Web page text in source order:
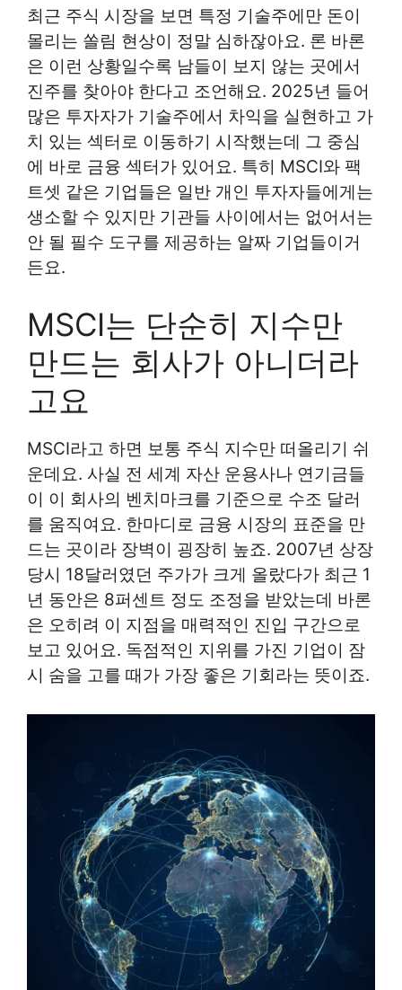
최근 주식 시장을 보면 특정 기술주에만 돈이
몰리는 쏠림 현상이 정말 심하잖아요. 론 바론
은 이런 상황일수록 남들이 보지 않는 곳에서
진주를 찾아야 한다고 조언해요. 2025년 들어
많은 투자자가 기술주에서 차익을 실현하고 가
치 있는 섹터로 이동하기 시작했는데 그 중심
에 바로 금융 섹터가 있어요. 특히 MSCI와 팩
트셋 같은 기업들은 일반 개인 투자자들에게는
생소할 수 있지만 기관들 사이에서는 없어서는
안 될 필수 도구를 제공하는 알짜 기업들이거
든요.
MSCI는 단순히 지수만
만드는 회사가 아니더라
고요
MSCI라고 하면 보통 주식 지수만 떠올리기 쉬
운데요. 사실 전 세계 자산 운용사나 연기금들
이 이 회사의 벤치마크를 기준으로 수조 달러
를 움직여요. 한마디로 금융 시장의 표준을 만
드는 곳이라 장벽이 굉장히 높죠. 2007년 상장
당시 18달러였던 주가가 크게 올랐다가 최근 1
년 동안은 8퍼센트 정도 조정을 받았는데 바론
은 오히려 이 지점을 매력적인 진입 구간으로
보고 있어요. 독점적인 지위를 가진 기업이 잠
시 숨을 고를 때가 가장 좋은 기회라는 뜻이죠.